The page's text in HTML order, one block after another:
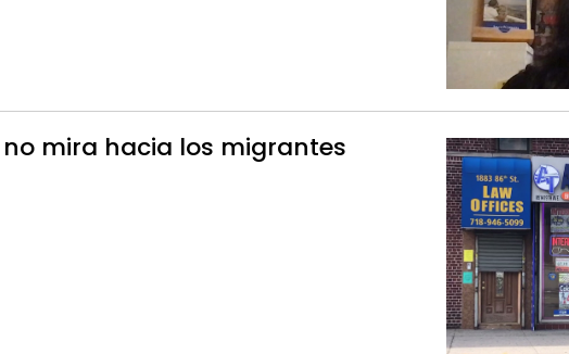
no mira hacia los migrantes